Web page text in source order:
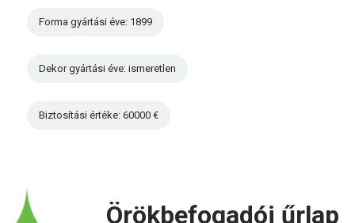
Forma gyártási éve: 1899
Dekor gyártási éve: ismeretlen
Biztosítási értéke: 60000 €
Örökbefogadói űrlap